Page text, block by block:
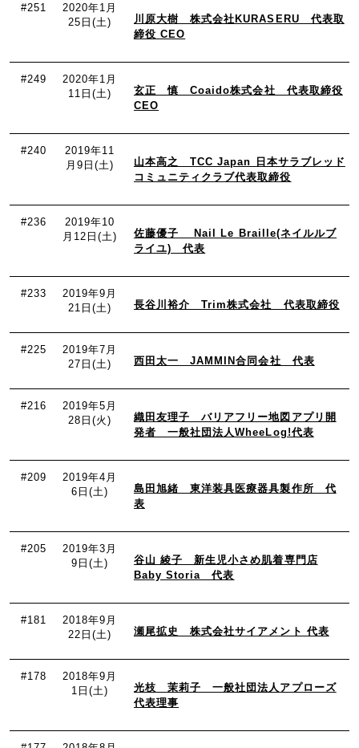
#251
2020年1月
25日(土)
川原大樹 株式会社KURASERU 代表取
締役 CEO
#249
2020年1月
11日(土)
玄正 慎 Coaido株式会社 代表取締役
CEO
#240
2019年11
月9日(土)
山本高之 TCC Japan 日本サラブレッド
コミュニティクラブ代表取締役
#236
2019年10
月12日(土)
佐藤優子 Nail Le Braille(ネイルルブ
ライユ) 代表
#233
2019年9月
21日(土)
長谷川裕介 Trim株式会社 代表取締役
#225
2019年7月
27日(土)
西田太一 JAMMIN合同会社 代表
#216
2019年5月
28日(火)
織田友理子 バリアフリー地図アプリ開
発者 一般社団法人WheeLog!代表
#209
2019年4月
6日(土)
島田旭緒 東洋装具医療器具製作所 代
表
#205
2019年3月
9日(土)
谷山 綾子 新生児小さめ肌着専門店
Baby Storia 代表
#181
2018年9月
22日(土)
瀬尾拡史 株式会社サイアメント 代表
#178
2018年9月
1日(土)
光枝 茉莉子 一般社団法人アプローズ
代表理事